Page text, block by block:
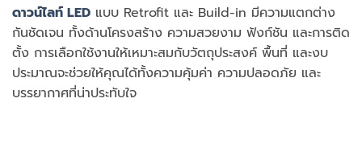
ดาวน์ไลท์ LED แบบ Retrofit และ Build-in มีความแตกต่าง
กันชัดเจน ทั้งด้านโครงสร้าง ความสวยงาม ฟังก์ชัน และการติด
ตั้ง การเลือกใช้งานให้เหมาะสมกับวัตถุประสงค์ พื้นที่ และงบ
ประมาณจะช่วยให้คุณได้ทั้งความคุ้มค่า ความปลอดภัย และ
บรรยากาศที่น่าประทับใจ